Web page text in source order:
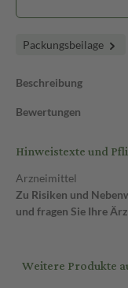
Packungsbeilage
Beschreibung
Bewertungen
Hinweistexte und
Arzneimittel
Zu Risiken und
und fragen Sie Ihre
Weitere Produkte